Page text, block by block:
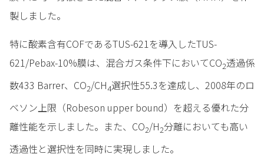
製しました。
特に酸素含有COFであるTUS-621を導入したTUS-
621/Pebax-10%膜は、混合ガス条件下においてCO2透過係
数433 Barrer、CO2/CH4選択性55.3を達成し、2008年のロ
ベソン上限（Robeson upper bound）を超える優れた分
離性能を示しました。また、CO2/H2分離においても高い
透過性と選択性を同時に実現しました。